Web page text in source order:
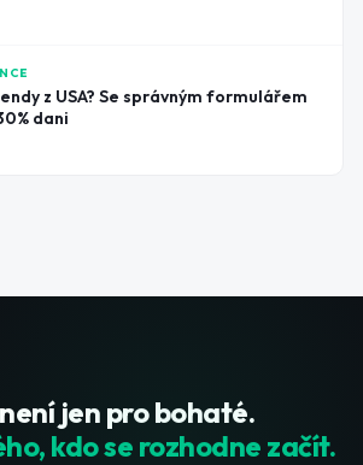
z USA? Se správným formulářem
dani
jen pro bohaté.
kdo se rozhodne začít.